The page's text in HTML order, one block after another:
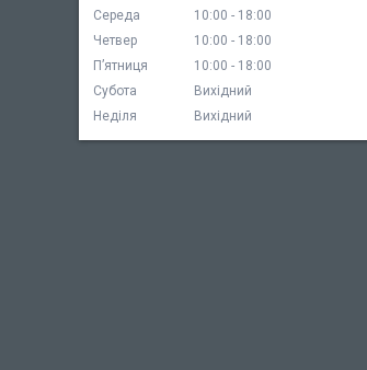
Середа
10:00
18:00
Четвер
10:00
18:00
Пʼятниця
10:00
18:00
Субота
Вихідний
Неділя
Вихідний